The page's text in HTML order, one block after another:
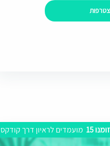
15 מועמדים לראיון דרך קודקס